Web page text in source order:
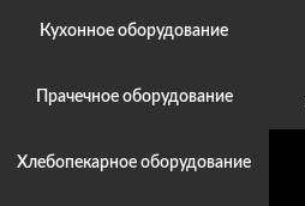
Кухонное оборудование
Прачечное оборудование
Хлебопекарное оборудование